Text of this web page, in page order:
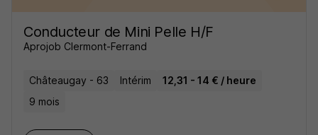
Conducteur de Mini Pelle H/F
Aprojob Clermont-Ferrand
Châteaugay - 63 Intérim
12,31 - 14 € / heure
9 mois